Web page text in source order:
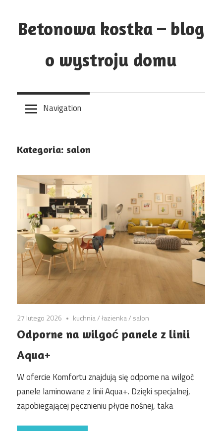
to
content
Betonowa kostka – blog
o wystroju domu
Navigation
Kategoria: salon
27 lutego 2026 kuchnia/łazienka/ salon
Odporne na wilgoć panele z linii
Aqua+
W ofercie Komfortu znajdują się odporne na wilgoć
panele laminowane z linii Aqua+. Dzięki specjalnej,
zapobiegającej pęcznieniu płycie nośnej, taka